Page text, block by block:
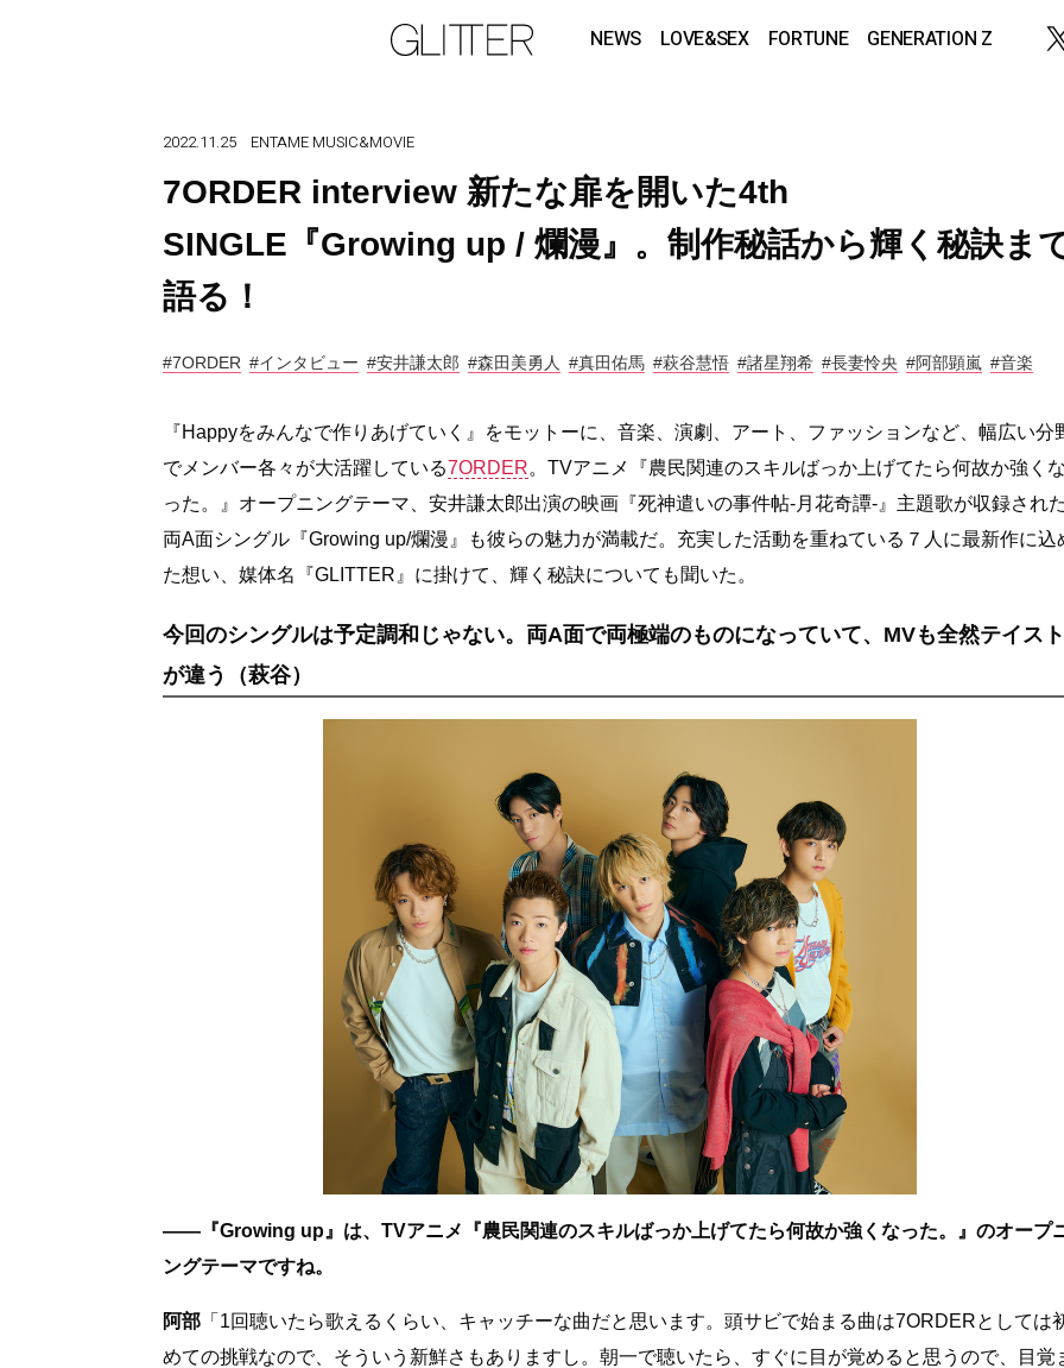
NEWS LOVE&SEX FORTUNE GENERATION Z
2022.11.25 ENTAME MUSIC&MOVIE
7ORDER interview 新たな扉を開いた4th
SINGLE『Growing up / 爛漫』。制作秘話から輝く秘訣ま
語る！
#7ORDER #インタビュー #安井謙太郎 #森田美勇人 #真田佑馬 #萩谷慧悟 #諸星翔希 #⻑妻怜央 #阿部顕嵐 #音楽
『Happyをみんなで作りあげていく』をモットーに、音楽、演劇、アート、ファッションなど、幅広い分
でメンバー各々が大活躍している7ORDER。TVアニメ『農民関連のスキルばっか上げてたら何故か強くな
った。』オープニングテーマ、安井謙太郎出演の映画『死神遣いの事件帖-月花奇譚-』主題歌が収録された
両A面シングル『Growing up/爛漫』も彼らの魅力が満載だ。充実した活動を重ねている７人に最新作に込
た想い、媒体名『GLITTER』に掛けて、輝く秘訣についても聞いた。
今回のシングルは予定調和じゃない。両A面で両極端のものになっていて、MVも全然テイスト
が違う（萩谷）
――『Growing up』は、TVアニメ『農民関連のスキルばっか上げてたら何故か強くなった。』のオープ
ングテーマですね。
阿部 「1回聴いたら歌えるくらい、キャッチーな曲だと思います。頭サビで始まる曲は7ORDERとしては
めての挑戦なので、そういう新鮮さもありますし。朝一で聴いたら、すぐに目が覚めると思うので、目覚